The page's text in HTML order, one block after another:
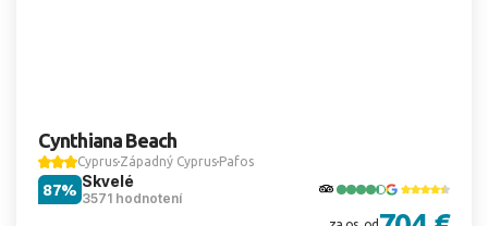
Cynthiana Beach
Cyprus Západný Cyprus Pafos
Skvelé
3571 hodnotení
87%